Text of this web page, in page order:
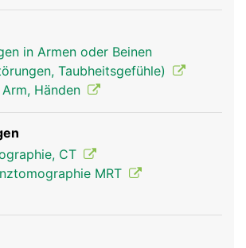
in Armen oder Beinen
Taubheitsgefühle)
Händen
CT
MRT